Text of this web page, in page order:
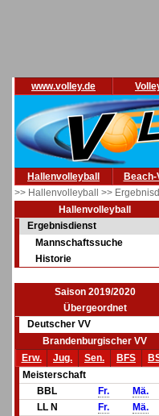
www.volley.de
Hallenvolleyball Beach-
>> Hallenvolleyball >>
Hallenvolleyball
Ergebnisdienst
Mannschaftssuche
Historie
Saison 2019/2020
Übergeordnet
Deutscher VV
Brandenburgischer VV
Erw.
Jug. Sen. BFS
Meisterschaft
BBL
Fr.
Mä.
LL N
Fr.
Mä.